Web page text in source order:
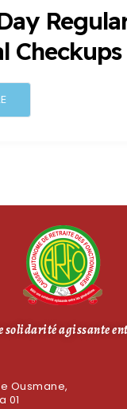
Checkups
solidarité agissante
Ousmane,
01